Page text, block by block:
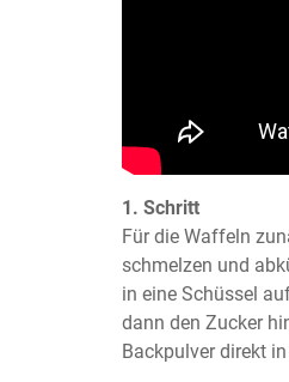
1. Schritt
Für die Waffeln
schmelzen und
in eine Schüssel
dann den Zucker
Backpulver direkt